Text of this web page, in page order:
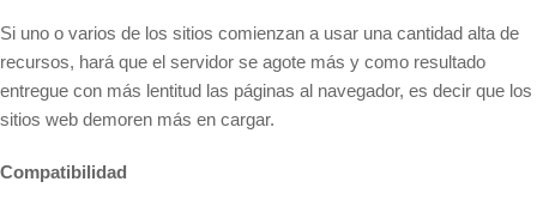
Si uno o varios de los sitios comienzan a usar una cantidad alta de
recursos, hará que el servidor se agote más y como resultado
entregue con más lentitud las páginas al navegador, es decir que los
sitios web demoren más en cargar.
Compatibilidad